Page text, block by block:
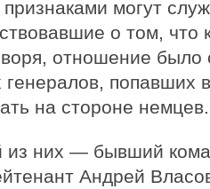
могут
о том, что
отношение
генералов, попавших
на стороне немцев.
из них — бывший
Андрей